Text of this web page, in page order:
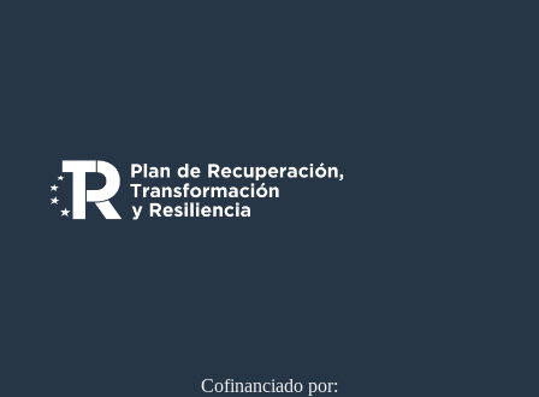
Cofinanciado por: